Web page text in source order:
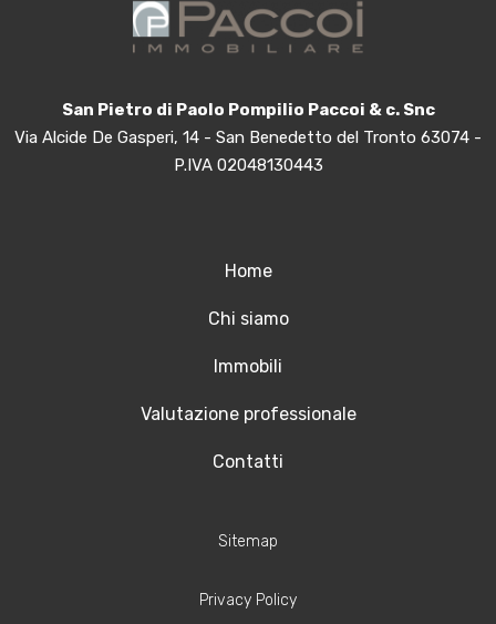
San Pietro di Paolo Pompilio Paccoi & c. Snc
Via Alcide De Gasperi, 14 - San Benedetto del Tronto 63074 -
P.IVA 02048130443
Home
Chi siamo
Immobili
Valutazione professionale
Contatti
Sitemap
Privacy Policy